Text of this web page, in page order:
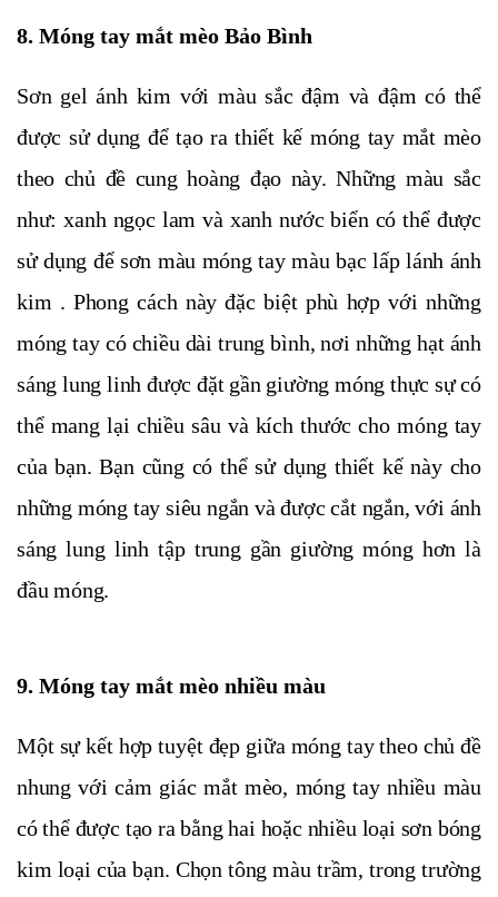
8. Móng tay mắt mèo Bảo Bình
Sơn gel ánh kim với màu sắc đậm và đậm có thể
được sử dụng để tạo ra thiết kế móng tay mắt mèo
theo chủ đề cung hoàng đạo này. Những màu sắc
như: xanh ngọc lam và xanh nước biển có thể được
sử dụng để sơn màu móng tay màu bạc lấp lánh ánh
kim . Phong cách này đặc biệt phù hợp với những
móng tay có chiều dài trung bình, nơi những hạt ánh
sáng lung linh được đặt gần giường móng thực sự có
thể mang lại chiều sâu và kích thước cho móng tay
của bạn. Bạn cũng có thể sử dụng thiết kế này cho
những móng tay siêu ngắn và được cắt ngắn, với ánh
sáng lung linh tập trung gần giường móng hơn là
đầu móng.
9. Móng tay mắt mèo nhiều màu
Một sự kết hợp tuyệt đẹp giữa móng tay theo chủ đề
nhung với cảm giác mắt mèo, móng tay nhiều màu
có thể được tạo ra bằng hai hoặc nhiều loại sơn bóng
kim loại của bạn. Chọn tông màu trầm, trong trường